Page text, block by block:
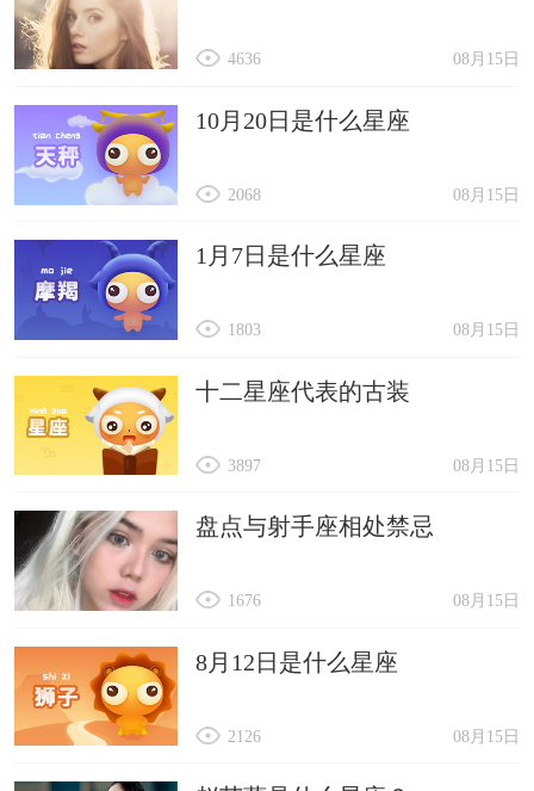
08月15日
4636
10月20日是什么星座
08月15日
2068
1月7日是什么星座
08月15日
1803
十二星座代表的古装
08月15日
3897
盘点与射手座相处禁忌
08月15日
1676
8月12日是什么星座
08月15日
2126